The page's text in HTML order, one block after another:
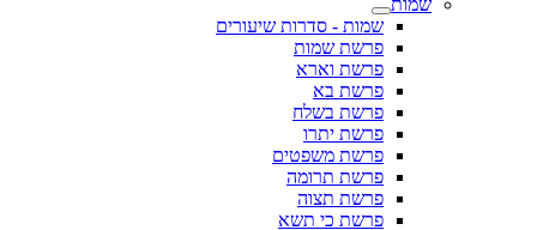
שמות
שמות - סדרות שיעורים
פרשת שמות
פרשת וארא
פרשת בא
פרשת בשלח
פרשת יתרו
פרשת משפטים
פרשת תרומה
פרשת תצוה
פרשת כי תשא